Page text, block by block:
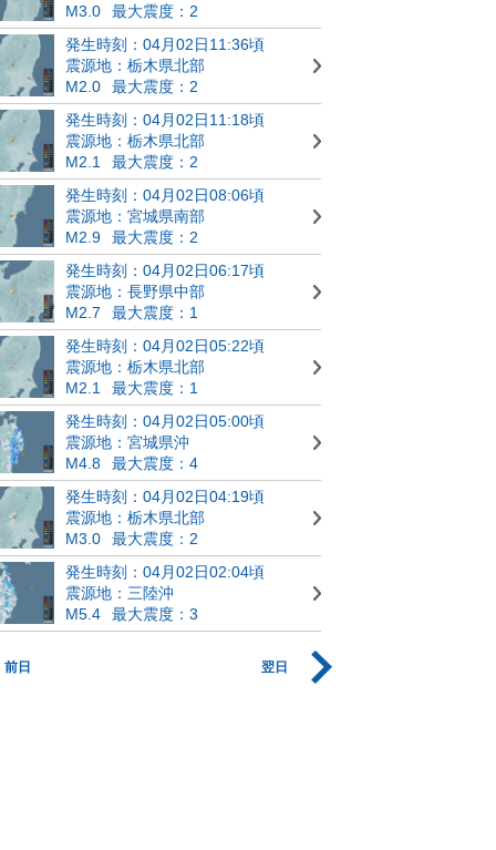
M3.0
最大震度：2
発生時刻：04月02日11:36頃
震源地：栃木県北部
M2.0
最大震度：2
発生時刻：04月02日11:18頃
震源地：栃木県北部
M2.1
最大震度：2
発生時刻：04月02日08:06頃
震源地：宮城県南部
M2.9
最大震度：2
発生時刻：04月02日06:17頃
震源地：長野県中部
M2.7
最大震度：1
発生時刻：04月02日05:22頃
震源地：栃木県北部
M2.1
最大震度：1
発生時刻：04月02日05:00頃
震源地：宮城県沖
M4.8
最大震度：4
発生時刻：04月02日04:19頃
震源地：栃木県北部
M3.0
最大震度：2
発生時刻：04月02日02:04頃
震源地：三陸沖
M5.4
最大震度：3
前日 翌日